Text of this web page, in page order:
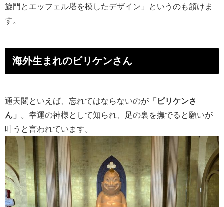
旋門とエッフェル塔を模したデザイン」というのも頷けま
す。
海外生まれのビリケンさん
通天閣といえば、忘れてはならないのが 「ビリケンさ
ん」
。幸運の神様として知られ、足の裏を撫でると願いが
叶うと言われています。